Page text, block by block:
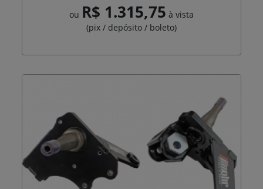
ou R$ 1.315,75 à vista
(pix / depósito / boleto)